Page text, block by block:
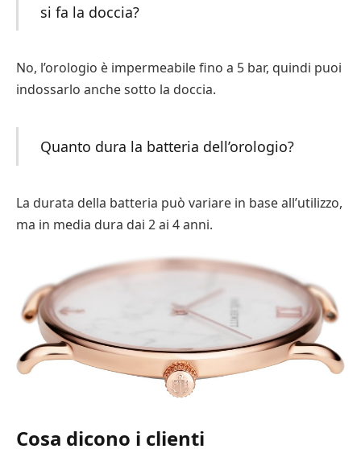
si fa la doccia?
No, l’orologio è impermeabile fino a 5 bar, quindi puoi
indossarlo anche sotto la doccia.
Quanto dura la batteria dell’orologio?
La durata della batteria può variare in base all’utilizzo,
ma in media dura dai 2 ai 4 anni.
Cosa dicono i clienti